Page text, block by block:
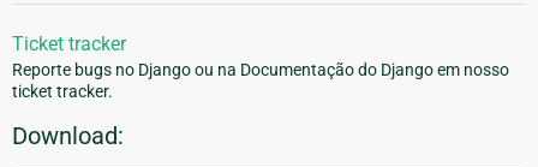
Ticket tracker
Reporte bugs no Django ou na Documentação do Django em nosso
ticket tracker.
Download: